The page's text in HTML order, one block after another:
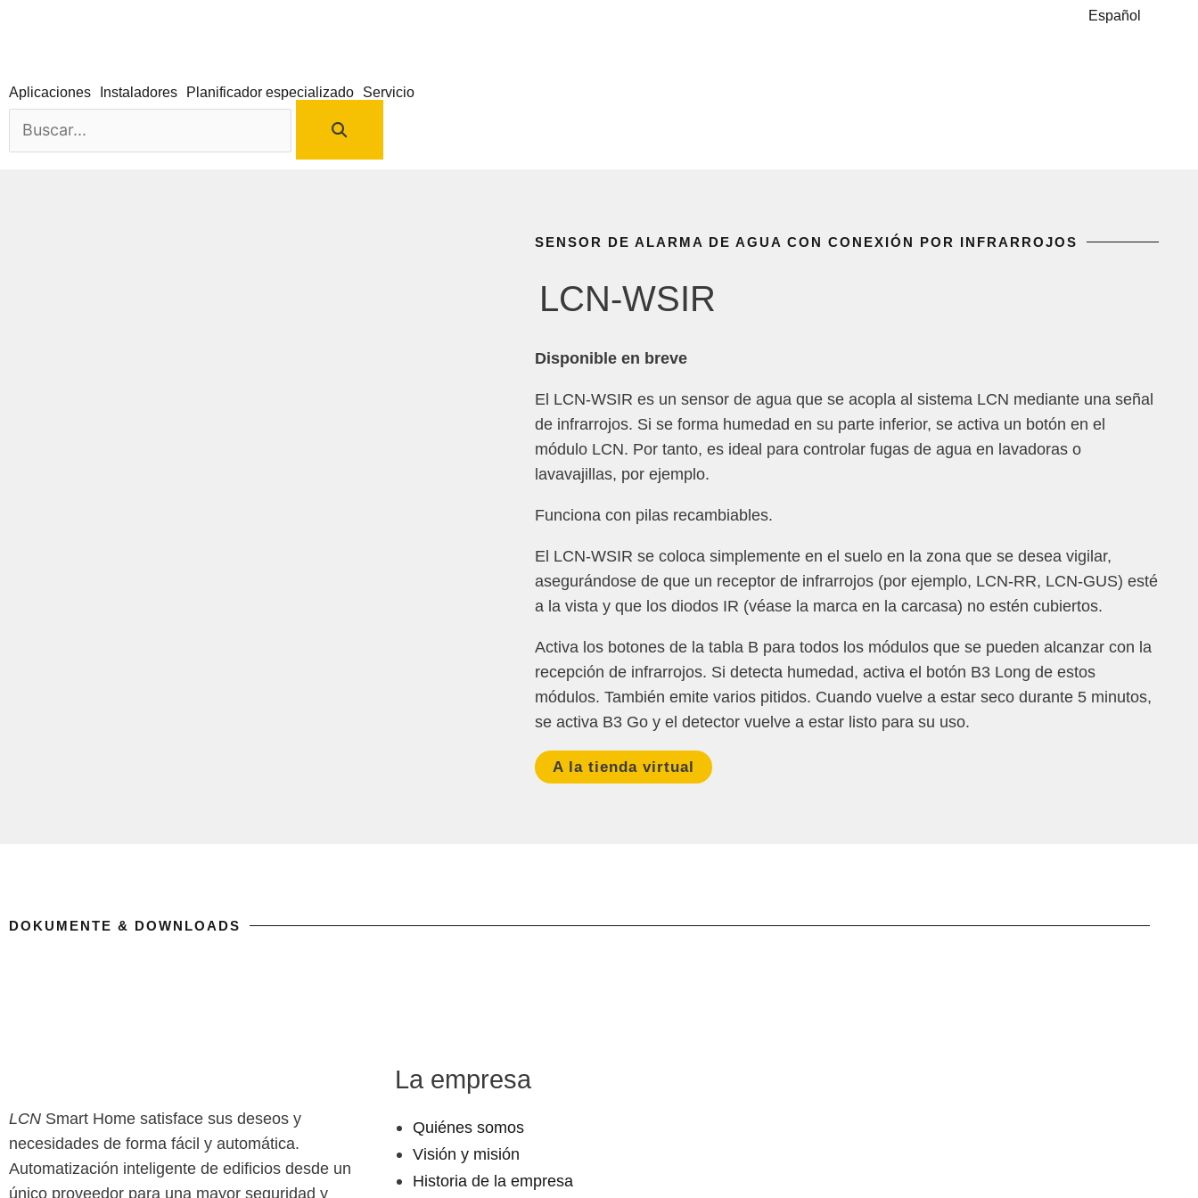
Español
Aplicaciones Instaladores Planificador especializado Servicio
Buscar
SENSOR DE ALARMA DE AGUA CON CONEXIÓN POR INFRARROJOS
LCN-WSIR
Disponible en breve
El LCN-WSIR es un sensor de agua que se acopla al sistema LCN mediante una señal
de infrarrojos. Si se forma humedad en su parte inferior, se activa un botón en el
módulo LCN. Por tanto, es ideal para controlar fugas de agua en lavadoras o
lavavajillas, por ejemplo.
Funciona con pilas recambiables.
El LCN-WSIR se coloca simplemente en el suelo en la zona que se desea vigilar,
asegurándose de que un receptor de infrarrojos (por ejemplo, LCN-RR, LCN-GUS) esté
a la vista y que los diodos IR (véase la marca en la carcasa) no estén cubiertos.
Activa los botones de la tabla B para todos los módulos que se pueden alcanzar con la
recepción de infrarrojos. Si detecta humedad, activa el botón B3 Long de estos
módulos. También emite varios pitidos. Cuando vuelve a estar seco durante 5 minutos,
se activa B3 Go y el detector vuelve a estar listo para su uso.
A la tienda virtual
DOKUMENTE & DOWNLOADS
LCN Smart Home satisface sus deseos y
necesidades de forma fácil y automática.
Automatización inteligente de edificios desde un
único proveedor para una mayor seguridad y
La empresa
Quiénes somos
Visión y misión
Historia de la empresa